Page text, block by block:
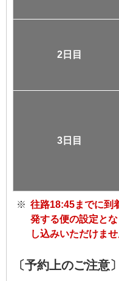
2日目
3日目
往路18:45までに到
発する便の設定と
し込みいただけませ
〔予約上のご注意〕